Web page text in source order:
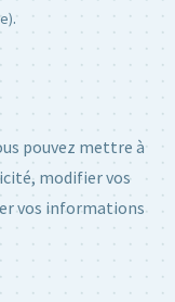
.
pouvez mettre à
modifier vos
vos informations